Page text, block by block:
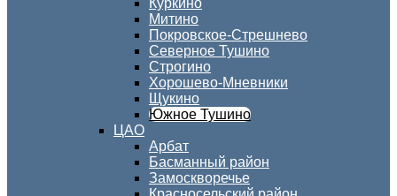
Куркино
Митино
Покровское-Стрешнево
Северное Тушино
Строгино
Хорошево-Мневники
Щукино
Южное Тушино
ЦАО
Арбат
Басманный район
Замоскворечье